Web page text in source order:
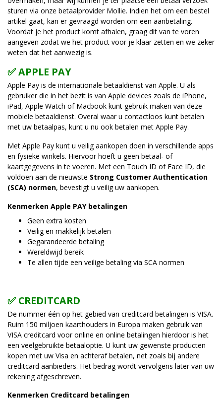
sturen via onze betaalprovider Mollie. Indien het om een bestel
artikel gaat, kan er gevraagd worden om een aanbetaling.
Voordat je het product komt afhalen, graag dit van te voren
aangeven zodat we het product voor je klaar zetten en we zeker
weten dat het aanwezig is.
✅ APPLE PAY
Apple Pay is de internationale betaaldienst van Apple. U als
gebruiker die in het bezit is van Apple devices zoals de iPhone,
iPad, Apple Watch of Macbook kunt gebruik maken van deze
mobiele betaaldienst. Overal waar u contactloos kunt betalen
met uw betaalpas, kunt u nu ook betalen met Apple Pay.
Met Apple Pay kunt u veilig aankopen doen in verschillende apps
en fysieke winkels. Hiervoor hoeft u geen betaal- of
kaartgegevens in te voeren. Met een Touch ID of Face ID, die
voldoen aan de nieuwste Strong Customer Authentication
(SCA) normen, bevestigt u veilig uw aankopen.
Kenmerken Apple PAY betalingen
Geen extra kosten
Veilig en makkelijk betalen
Gegarandeerde betaling
Wereldwijd bereik
Te allen tijde een veilige betaling via SCA normen
✅ CREDITCARD
De nummer één op het gebied van creditcard betalingen is VISA.
Ruim 150 miljoen kaarthouders in Europa maken gebruik van
VISA creditcard voor online en online betalingen hierdoor is het
een veelgebruikte betaaloptie. U kunt uw gewenste producten
kopen met uw Visa en achteraf betalen, net zoals bij andere
creditcard aanbieders. Het bedrag wordt vervolgens later van uw
rekening afgeschreven.
Kenmerken Creditcard betalingen